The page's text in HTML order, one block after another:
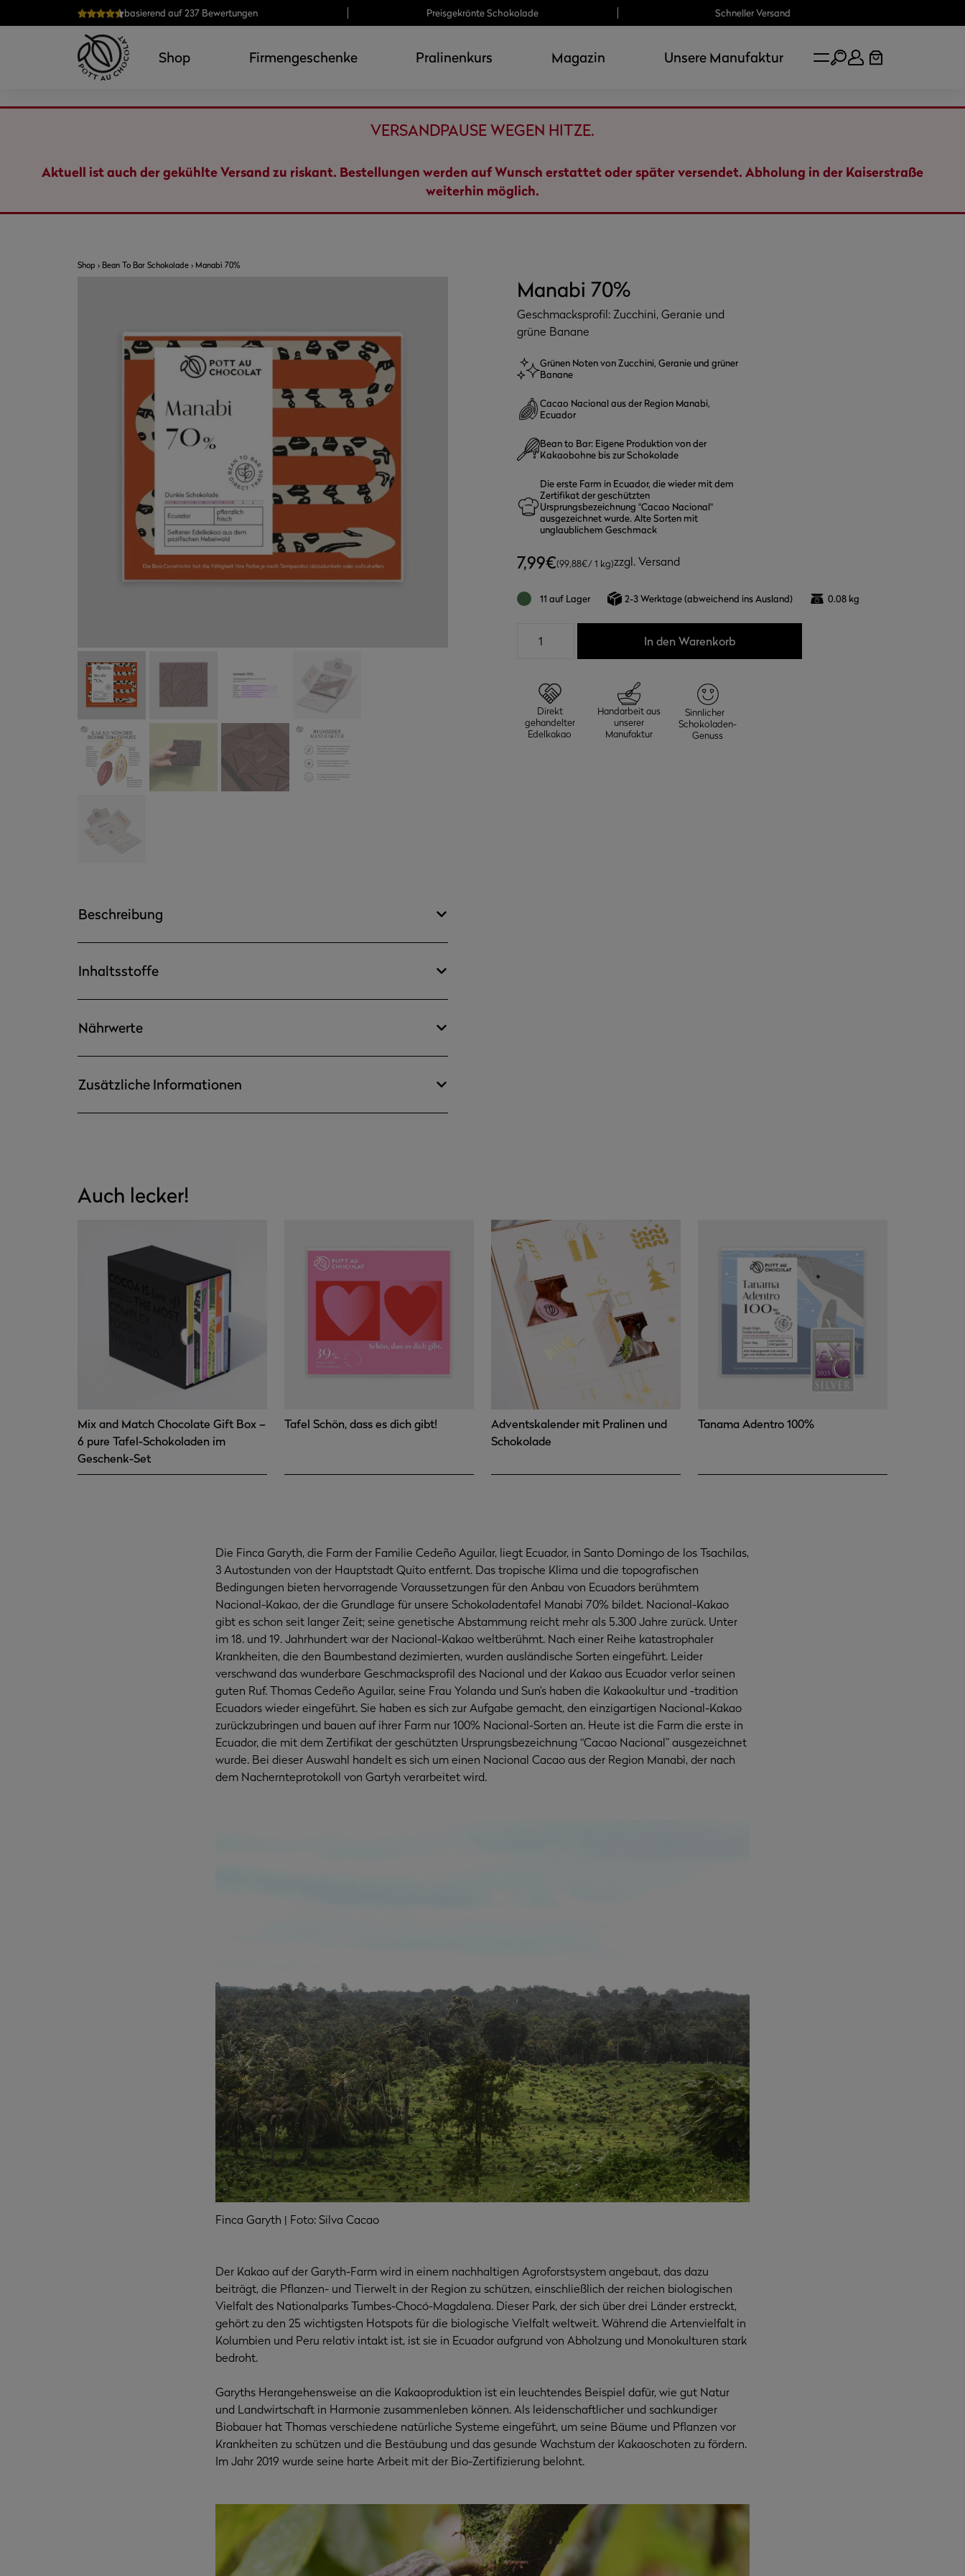
Inhalt
basierend auf 237 Bewertungen Preisgekrönte Schokolade Schneller Versand
Shop Firmengeschenke Pralinenkurs Magazin Unsere Manufaktur
VERSANDPAUSE WEGEN HITZE.
Aktuell ist auch der gekühlte Versand zu riskant. Bestellungen werden auf Wunsch erstattet oder später versendet. Abholung in der Kaiserstraße
weiterhin möglich.
Shop › Bean To Bar Schokolade › Manabi 70%
Beschreibung
Inhaltsstoffe
Nährwerte
Zusätzliche Informationen
Manabi 70%
Geschmacksprofil: Zucchini, Geranie und
grüne Banane
Grünen Noten von Zucchini, Geranie und grüner
Banane
Cacao Nacional aus der Region Manabi,
Ecuador
Bean to Bar: Eigene Produktion von der
Kakaobohne bis zur Schokolade
Die erste Farm in Ecuador, die wieder mit dem
Zertifikat der geschützten
Ursprungsbezeichnung "Cacao Nacional"
ausgezeichnet wurde. Alte Sorten mit
unglaublichem Geschmack
7,99€(99,88€/ 1 kg)zzgl. Versand
11 auf Lager 2-3 Werktage (abweichend ins Ausland) 0.08 kg
In den Warenkorb
Direkt
gehandelter
Edelkakao
Handarbeit aus
unserer
Manufaktur
Sinnlicher
Schokoladen-
Genuss
Auch lecker!
Mix and Match Chocolate Gift Box –
6 pure Tafel-Schokoladen im
Geschenk-Set
Tafel Schön, dass es dich gibt!
Adventskalender mit Pralinen und
Schokolade
Tanama Adentro 100%
Die Finca Garyth, die Farm der Familie Cedeño Aguilar, liegt Ecuador, in Santo Domingo de los Tsachilas,
3 Autostunden von der Hauptstadt Quito entfernt. Das tropische Klima und die topografischen
Bedingungen bieten hervorragende Voraussetzungen für den Anbau von Ecuadors berühmtem
Nacional-Kakao, der die Grundlage für unsere Schokoladentafel Manabi 70% bildet. Nacional-Kakao
gibt es schon seit langer Zeit; seine genetische Abstammung reicht mehr als 5.300 Jahre zurück. Unter
im 18. und 19. Jahrhundert war der Nacional-Kakao weltberühmt. Nach einer Reihe katastrophaler
Krankheiten, die den Baumbestand dezimierten, wurden ausländische Sorten eingeführt. Leider
verschwand das wunderbare Geschmacksprofil des Nacional und der Kakao aus Ecuador verlor seinen
guten Ruf. Thomas Cedeño Aguilar, seine Frau Yolanda und Sun’s haben die Kakaokultur und -tradition
Ecuadors wieder eingeführt. Sie haben es sich zur Aufgabe gemacht, den einzigartigen Nacional-Kakao
zurückzubringen und bauen auf ihrer Farm nur 100% Nacional-Sorten an. Heute ist die Farm die erste in
Ecuador, die mit dem Zertifikat der geschützten Ursprungsbezeichnung “Cacao Nacional” ausgezeichnet
wurde. Bei dieser Auswahl handelt es sich um einen Nacional Cacao aus der Region Manabi, der nach
dem Nachernteprotokoll von Gartyh verarbeitet wird.
Finca Garyth | Foto: Silva Cacao
Der Kakao auf der Garyth-Farm wird in einem nachhaltigen Agroforstsystem angebaut, das dazu
beiträgt, die Pflanzen- und Tierwelt in der Region zu schützen, einschließlich der reichen biologischen
Vielfalt des Nationalparks Tumbes-Chocó-Magdalena. Dieser Park, der sich über drei Länder erstreckt,
gehört zu den 25 wichtigsten Hotspots für die biologische Vielfalt weltweit. Während die Artenvielfalt in
Kolumbien und Peru relativ intakt ist, ist sie in Ecuador aufgrund von Abholzung und Monokulturen stark
bedroht.
Garyths Herangehensweise an die Kakaoproduktion ist ein leuchtendes Beispiel dafür, wie gut Natur
und Landwirtschaft in Harmonie zusammenleben können. Als leidenschaftlicher und sachkundiger
Biobauer hat Thomas verschiedene natürliche Systeme eingeführt, um seine Bäume und Pflanzen vor
Krankheiten zu schützen und die Bestäubung und das gesunde Wachstum der Kakaoschoten zu fördern.
Im Jahr 2019 wurde seine harte Arbeit mit der Bio-Zertifizierung belohnt.